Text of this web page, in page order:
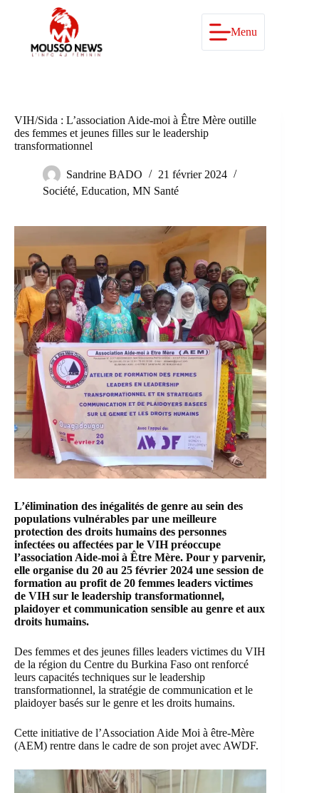
Menu
VIH/Sida : L’association Aide-moi à Être Mère outille
des femmes et jeunes filles sur le leadership
transformationnel
Sandrine BADO
21 février 2024
Société, Education, MN Santé
L’élimination des inégalités de genre au sein des
populations vulnérables par une meilleure
protection des droits humains des personnes
infectées ou affectées par le VIHpréoccupe
l’association Aide-moi à Être Mère. Pour y parvenir,
elle organise du 20 au 25 février 2024 une session de
formation au profit de 20 femmes leaders victimes
de VIH sur le leadership transformationnel,
plaidoyer et communication sensible au genre et aux
droits humains.
Des femmes et des jeunes filles leaders victimes du VIH
de la région du Centre du Burkina Faso ont renforcé
leurs capacités techniques sur le leadership
transformationnel, la stratégie de communication et le
plaidoyer basés sur le genre et les droits humains.
Cette initiative de l’Association Aide Moi à être-Mère
(AEM) rentre dans le cadre de son projet avec AWDF.